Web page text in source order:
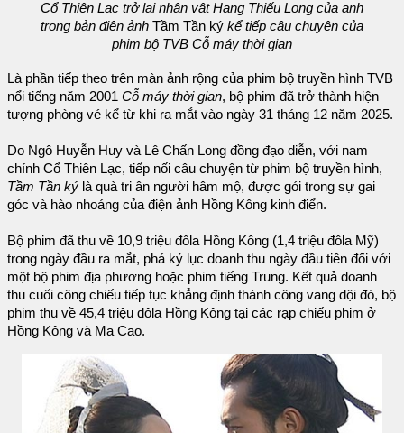
Cổ Thiên Lạc trở lại nhân vật Hạng Thiếu Long của anh
trong bản điện ảnh Tầm Tần ký kể tiếp câu chuyện của
phim bộ TVB Cỗ máy thời gian
Là phần tiếp theo trên màn ảnh rộng của phim bộ truyền hình TVB
nổi tiếng năm 2001 Cỗ máy thời gian, bộ phim đã trở thành hiện
tượng phòng vé kể từ khi ra mắt vào ngày 31 tháng 12 năm 2025.
Do Ngô Huyễn Huy và Lê Chấn Long đồng đạo diễn, với nam
chính Cổ Thiên Lạc, tiếp nối câu chuyện từ phim bộ truyền hình,
Tầm Tần ký là quà tri ân người hâm mộ, được gói trong sự gai
góc và hào nhoáng của điện ảnh Hồng Kông kinh điển.
Bộ phim đã thu về 10,9 triệu đôla Hồng Kông (1,4 triệu đôla Mỹ)
trong ngày đầu ra mắt, phá kỷ lục doanh thu ngày đầu tiên đối với
một bộ phim địa phương hoặc phim tiếng Trung. Kết quả doanh
thu cuối công chiếu tiếp tục khẳng định thành công vang dội đó, bộ
phim thu về 45,4 triệu đôla Hồng Kông tại các rạp chiếu phim ở
Hồng Kông và Ma Cao.